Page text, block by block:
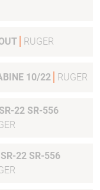
RUGER
10/22 RUGER
22 SR-556
22 SR-556